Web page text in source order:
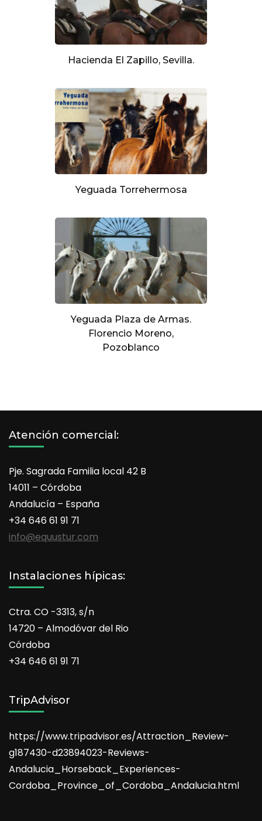
Hacienda El Zapillo, Sevilla.
Yeguada Torrehermosa
Yeguada Plaza de Armas.
Florencio Moreno,
Pozoblanco
Atención comercial:
Pje. Sagrada Familia local 42 B
14011 – Córdoba
Andalucía – España
+34 646 61 91 71
info@equustur.com
Instalaciones hípicas:
Ctra. CO -3313, s/n
14720 – Almodóvar del Rio
Córdoba
+34 646 61 91 71
TripAdvisor
https://www.tripadvisor.es/Attraction_Review-
g187430-d23894023-Reviews-
Andalucia_Horseback_Experiences-
Cordoba_Province_of_Cordoba_Andalucia.html